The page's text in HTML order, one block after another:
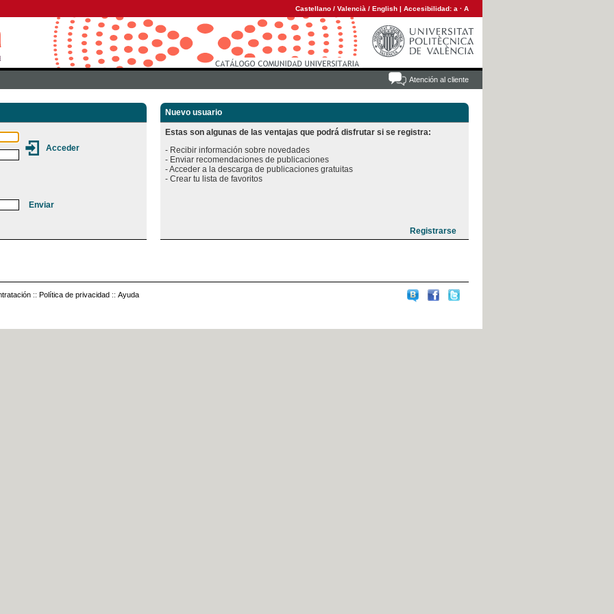
Castellano / Valencià / English | Accesibilidad: a · A
Atención al cliente
Nuevo usuario
Estas son algunas de las ventajas que podrá disfrutar si se registra:
- Recibir información sobre novedades
- Enviar recomendaciones de publicaciones
- Acceder a la descarga de publicaciones gratuitas
:: Política de privacidad :: Ayuda